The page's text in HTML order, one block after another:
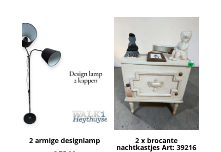
2 armige designlamp
2 x brocante
nachtkastjes Art: 39216